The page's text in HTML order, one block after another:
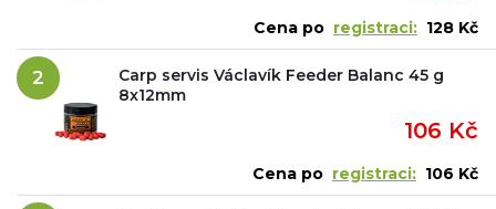
Cena po registraci: 128 Kč
2
Carp servis Václavík Feeder Balanc 45 g
8x12mm
106 Kč
Cena po registraci: 106 Kč